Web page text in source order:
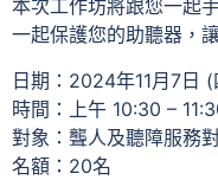
本次工作坊將跟您一起
一起保護您的助聽器，
日期：2024年11月7日 (
時間：上午 10:30 –
對象：聾人及聽障服務
名額：20名